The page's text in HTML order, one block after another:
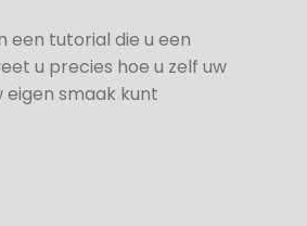
een tutorial die u een
u precies hoe u zelf uw
smaak kunt